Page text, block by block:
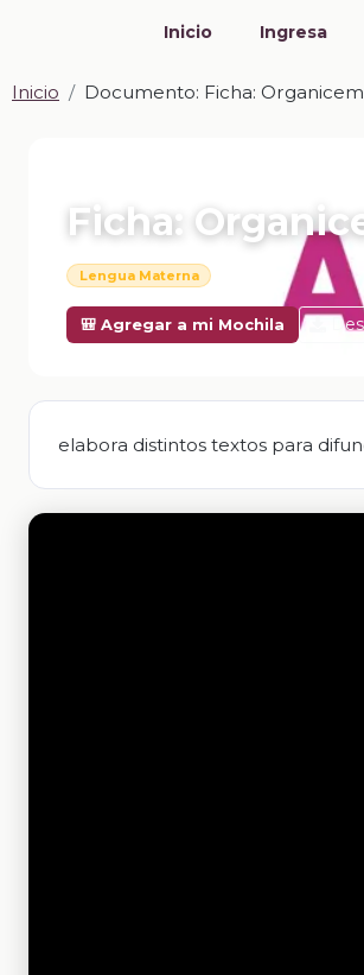
Inicio Ingresa
Inicio Documento: Ficha:
Ficha:
Lengua Materna
🎒 Agregar a mi Mochila
elabora distintos textos para